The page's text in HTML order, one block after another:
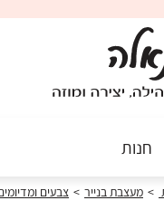
חנות
> מעצבת בנייר > צבעים